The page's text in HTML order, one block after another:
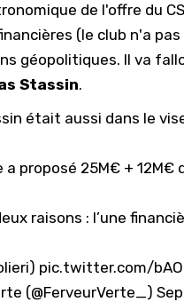
de l'offre du
(le club n'a
géopolitiques. Il va
Stassin.
était aussi dans le
a proposé 25M€ + 12M€
raisons : l’une
) pic.twitter.com/
(@FerveurVerte_)